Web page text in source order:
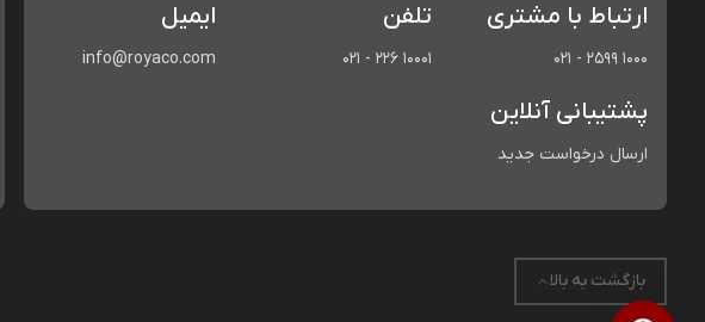
ارتباط با مشتری
021 - 2599 1000
تلفن
021 - 226 10001
ایمیل
info@royaco.com
پشتیبانی آنلاین
ارسال درخواست جدید
بازگشت به بالا